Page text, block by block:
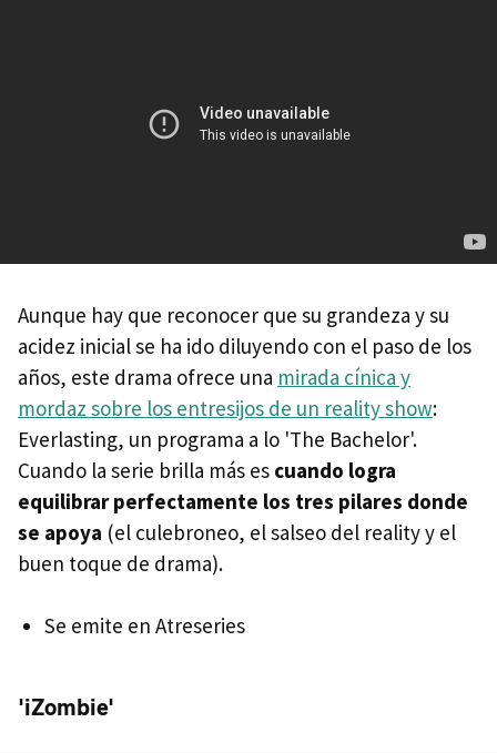
Aunque hay que reconocer que su grandeza y su
acidez inicial se ha ido diluyendo con el paso de los
años, este drama ofrece una mirada cínica y
mordaz sobre los entresijos de un reality show:
Everlasting, un programa a lo 'The Bachelor'.
Cuando la serie brilla más es cuando logra
equilibrar perfectamente los tres pilares donde
se apoya (el culebroneo, el salseo del reality y el
buen toque de drama).
Se emite en Atreseries
'iZombie'